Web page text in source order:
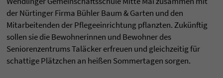
der Nürtinger Firma Bühler Baum & Garten und den
Mitarbeitenden der Pflegeeinrichtung pflanzten. Zukünftig
sollen sie die Bewohnerinnen und Bewohner des
Seniorenzentrums Taläcker erfreuen und gleichzeitig für
schattige Plätzchen an heißen Sommertagen sorgen.